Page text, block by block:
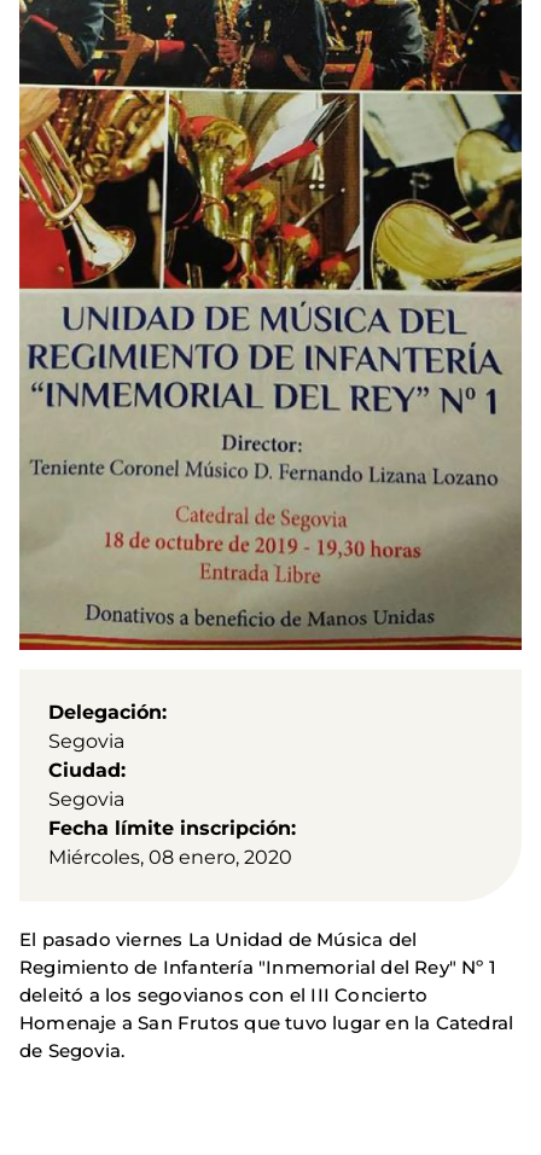
Delegación
Segovia
Ciudad
Segovia
Fecha límite inscripción
Miércoles, 08 enero, 2020
El pasado viernes La Unidad de Música del
Regimiento de Infantería "Inmemorial del Rey" Nº 1
deleitó a los segovianos con el III Concierto
Homenaje a San Frutos que tuvo lugar en la Catedral
de Segovia.